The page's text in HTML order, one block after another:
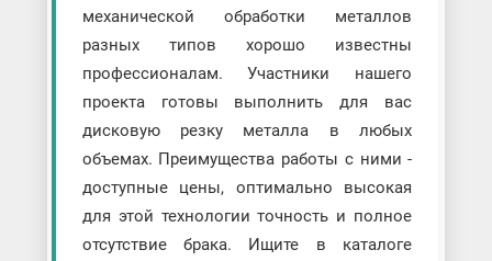
механической обработки металлов
разных типов хорошо известны
профессионалам. Участники нашего
проекта готовы выполнить для вас
дисковую резку металла в любых
объемах. Преимущества работы с ними -
доступные цены, оптимально высокая
для этой технологии точность и полное
отсутствие брака. Ищите в каталоге